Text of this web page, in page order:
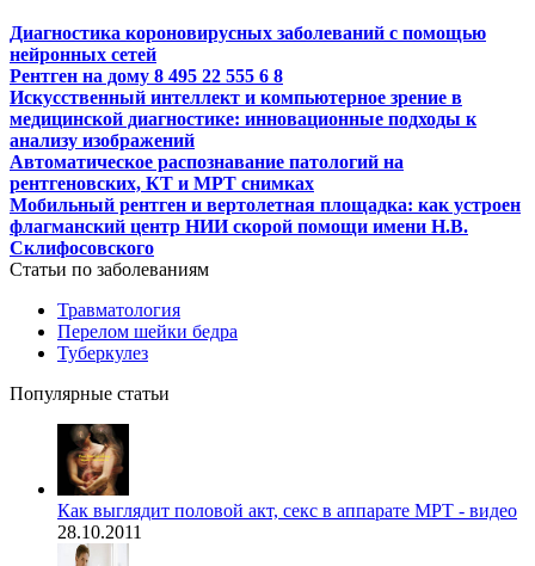
Диагностика короновирусных заболеваний с помощью
нейронных сетей
Рентген на дому 8 495 22 555 6 8
Искусственный интеллект и компьютерное зрение в
медицинской диагностике: инновационные подходы к
анализу изображений
Автоматическое распознавание патологий на
рентгеновских, КТ и МРТ снимках
Мобильный рентген и вертолетная площадка: как устроен
флагманский центр НИИ скорой помощи имени Н.В.
Склифосовского
Статьи по заболеваниям
Травматология
Перелом шейки бедра
Туберкулез
Популярные статьи
Как выглядит половой акт, секс в аппарате МРТ - видео
28.10.2011